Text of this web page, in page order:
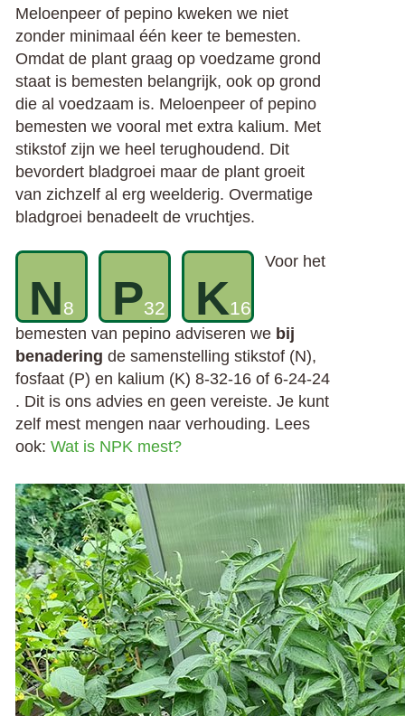
Meloenpeer of pepino kweken we niet
zonder minimaal één keer te bemesten.
Omdat de plant graag op voedzame grond
staat is bemesten belangrijk, ook op grond
die al voedzaam is. Meloenpeer of pepino
bemesten we vooral met extra kalium. Met
stikstof zijn we heel terughoudend. Dit
bevordert bladgroei maar de plant groeit
van zichzelf al erg weelderig. Overmatige
bladgroei benadeelt de vruchtjes.
N8 P32 K16
Voor het
bemesten van pepino adviseren we bij
benadering de samenstelling stikstof (N),
fosfaat (P) en kalium (K) 8-32-16 of 6-24-24
. Dit is ons advies en geen vereiste. Je kunt
zelf mest mengen naar verhouding. Lees
ook: Wat is NPK mest?